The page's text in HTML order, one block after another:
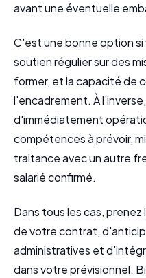
avant une éventuelle
C'est une bonne option si
soutien régulier sur des
former, et la capacité de
l'encadrement. À
d'immédiatement
compétences à prévoir,
traitance avec un autre
salarié confirmé.
Dans tous les cas,
de votre contrat,
administratives et
dans votre prévisionnel.